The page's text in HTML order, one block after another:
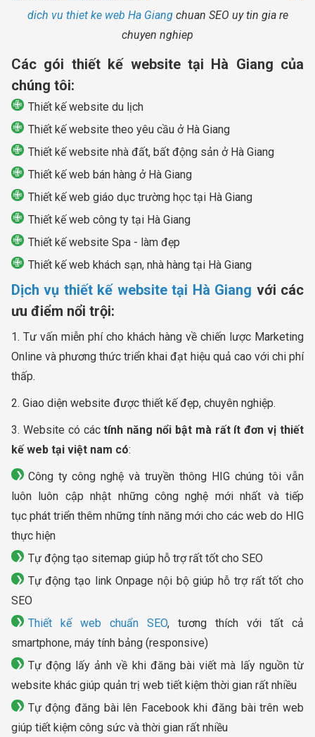
dich vu thiet ke web Ha Giangchuan SEO uy tin gia re
chuyen nghiep
Các gói thiết kế website tại Hà Giang của
chúng tôi:
Thiết kế website du lịch
Thiết kế website theo yêu cầu ở Hà Giang
Thiết kế website nhà đất, bất động sản ở Hà Giang
Thiết kế web bán hàng ở Hà Giang
Thiết kế web giáo dục trường học tại Hà Giang
Thiết kế web công ty tại Hà Giang
Thiết kế website Spa - làm đẹp
Thiết kế web khách sạn, nhà hàng tại Hà Giang
Dịch vụ thiết kế website tại Hà Giang với các
ưu điểm nổi trội:
1. Tư vấn miễn phí cho khách hàng về chiến lược Marketing
Online và phương thức triển khai đạt hiệu quả cao với chi phí
thấp.
2. Giao diện website được thiết kế đẹp, chuyên nghiệp.
3. Website có cáctính năng nổi bật mà rất ít đơn vị thiết
kế web tại việt nam có:
Công ty công nghệ và truyền thông HIG chúng tôi vẫn
luôn luôn cập nhật những công nghệ mới nhất và tiếp
tục phát triển thêm những tính năng mới cho các web do HIG
thực hiện
Tự động tạo sitemap giúp hỗ trợ rất tốt cho SEO
Tự động tạo link Onpage nội bộ giúp hỗ trợ rất tốt cho
SEO
Thiết kế web chuẩn SEO, tương thích với tất cả
smartphone, máy tính bảng (responsive)
Tự động lấy ảnh về khi đăng bài viết mà lấy nguồn từ
website khác giúp quản trị web tiết kiệm thời gian rất nhiều
Tự động đăng bài lên Facebook khi đăng bài trên web
giúp tiết kiệm công sức và thời gian rất nhiều